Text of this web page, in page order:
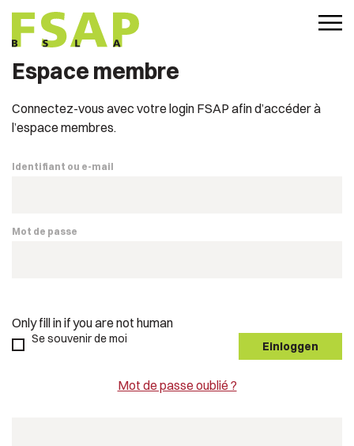
Espace membre
Connectez-vous avec votre login FSAP afin d’accéder à
l’espace membres.
Identifiant ou e-mail
Mot de passe
Only fill in if you are not human
Se souvenir de moi
Mot de passe oublié ?